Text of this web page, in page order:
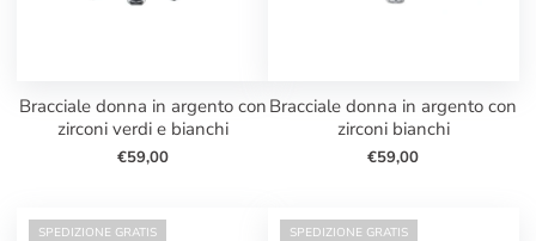
bracciale donna in argento con
zirconi verdi e bianchi
€59,00
bracciale donna in argento con
zirconi bianchi
€59,00
SPEDIZIONE GRATIS SPEDIZIONE GRATIS